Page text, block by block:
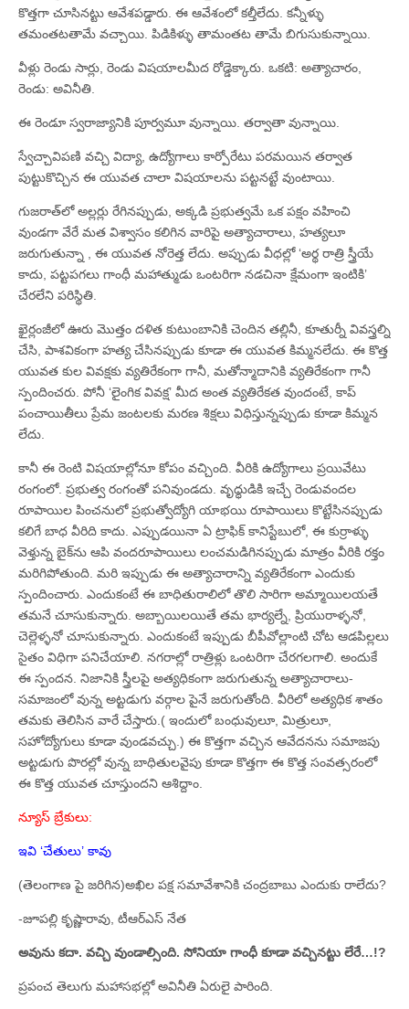
కొత్తగా చూసినట్టు ఆవేశపడ్డారు. ఈ ఆవేశంలో కల్తీలేదు. కన్నీళ్ళు
తమంతటతామే వచ్చాయి. పిడికిళ్ళు తామంతట తామే బిగుసుకున్నాయి.
వీళ్లు రెండు సార్లు, రెండు విషయాలమీద రోడ్డెక్కారు. ఒకటి: అత్యాచారం,
రెండు: అవినీతి.
ఈ రెండూ స్వరాజ్యానికి పూర్వమూ వున్నాయి. తర్వాతా వున్నాయి.
స్వేచ్చావిపణి వచ్చి విద్యా, ఉద్యోగాలు కార్పోరేటు పరమయిన తర్వాత
పుట్టుకొచ్చిన ఈ యువత చాలా విషయాలను పట్టనట్టే వుంటాయి.
గుజరాత్‌లో అల్లర్లు రేగినప్పుడు, అక్కడి ప్రభుత్వమే ఒక పక్షం వహించి
వుండగా వేరే మత విశ్వాసం కలిగిన వారిపై అత్యాచారాలు, హత్యలూ
జరుగుతున్నా , ఈ యువత నోరెత్త లేదు. అప్పుడు వీధల్లో ‘అర్థ రాత్రి స్త్రీయే
కాదు, పట్టపగలు గాంధీ మహాత్ముడు ఒంటరిగా నడచినా క్షేమంగా ఇంటికి’
చేరలేని పరిస్థితి.
ఖైర్లంజీలో ఊరు మొత్తం దళిత కుటుంబానికి చెందిన తల్లినీ, కూతుర్నీ వివస్త్రల్ని
చేసి, పాశవికంగా హత్య చేసినప్పుడు కూడా ఈ యువత కిమ్మనలేదు. ఈ కొత్త
యువత కుల వివక్షకు వ్యతిరేకంగా గానీ, మతోన్మాదానికి వ్యతిరేకంగా గానీ
స్పందించరు. పోనీ ‘లైంగిక వివక్ష’ మీద అంత వ్యతిరేకత వుందంటే, కాప్‌
పంచాయితీలు ప్రేమ జంటలకు మరణ శిక్షలు విధిస్తున్నప్పుడు కూడా కిమ్మన
లేదు.
కానీ ఈ రెంటి విషయాల్లోనూ కోపం వచ్చింది. వీరికి ఉద్యోగాలు ప్రయివేటు
రంగంలో. ప్రభుత్వ రంగంతో పనివుండదు. వృధ్ధుడికి ఇచ్చే రెండువందల
రూపాయిల పించనులో ప్రభుత్వోద్యోగి యాభయి రూపాయిలు కొట్టేసినప్పుడు
కలిగే బాధ వీరిది కాదు. ఎప్పుడయినా ఏ ట్రాఫిక్‌ కానిస్టేబులో, ఈ కుర్రాళ్ళు
వెళ్తున్న బైక్‌ను ఆపి వందరూపాయిలు లంచమడిగినప్పుడు మాత్రం వీరికి రక్తం
మరిగిపోతుంది. మరి ఇప్పుడు ఈ అత్యాచారాన్ని వ్యతిరేకంగా ఎందుకు
స్పందించారు. ఎందుకంటే ఈ బాధితురాలిలో తొలి సారిగా అమ్మాయిలయతే
తమనే చూసుకున్నారు. అబ్బాయిలయితే తమ భార్యల్నే, ప్రియురాళ్ళనో,
చెల్లెళ్ళనో చూసుకున్నారు. ఎందుకంటే ఇప్పుడు బీపీవోల్లాంటి చోట ఆడపిల్లలు
సైతం విధిగా పనిచేయాలి. నగరాల్లో రాత్రిళ్లు ఒంటరిగా చేరగలగాలి. అందుకే
ఈ స్పందన. నిజానికి స్త్రీలపై అత్యధికంగా జరుగుతున్న అత్యాచారాలు-
సమాజంలో వున్న అట్టడుగు వర్గాల పైనే జరుగుతోంది. వీరిలో అత్యధిక శాతం
తమకు తెలిసిన వారే చేస్తారు.( ఇందులో బంధువులూ, మిత్రులూ,
సహోద్యోగులు కూడా వుండవచ్చు.) ఈ కొత్తగా వచ్చిన ఆవేదనను సమాజపు
అట్టడుగు పొరల్లో వున్న బాధితులవైపు కూడా కొత్తగా ఈ కొత్త సంవత్సరంలో
ఈ కొత్త యువత చూస్తుందని ఆశిద్దాం.
న్యూస్‌ బ్రేకులు:
ఇవి ‘చేతులు’ కావు
(తెలంగాణ పై జరిగిన)అఖిల పక్ష సమావేశానికి చంద్రబాబు ఎందుకు రాలేదు?
-జూపల్లి కృష్ణారావు, టీఆర్‌ఎస్‌ నేత
అవును కదా. వచ్చి వుండాల్సింది. సోనియా గాంధీ కూడా వచ్చినట్టు లేరే…!?
ప్రపంచ తెలుగు మహాసభల్లో అవినీతి ఏరులై పారింది.